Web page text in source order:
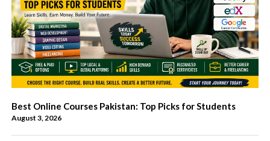
Best Online Courses Pakistan: Top Picks for Students
August 3, 2026